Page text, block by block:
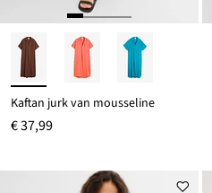
Kaftan jurk van mousseline
€ 37,99